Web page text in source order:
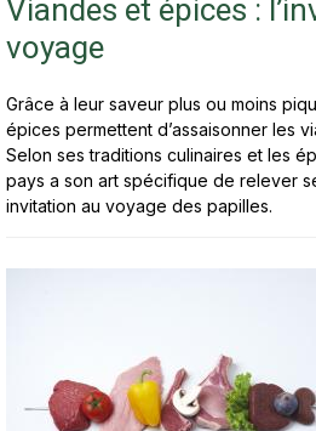
Viandes et épices :
voyage
Grâce à leur saveur plus ou moins
épices permettent d’assaisonner les
Selon ses traditions culinaires et les
pays a son art spécifique de relever
invitation au voyage des papilles.